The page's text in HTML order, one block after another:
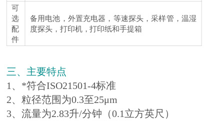
可
选
配
件
备用电池，外置充电器，等速探头，采样管，温湿
度探头，打印机，打印纸和手提箱
三、主要特点
1、*符合ISO21501-4标准
2、粒径范围为0.3至25μm
3、流量为2.83升/分钟（0.1立方英尺）